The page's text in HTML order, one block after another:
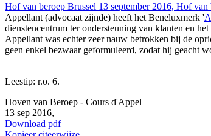
Hof van beroep Brussel 13 september 2016, Hof
Appellant (advocaat zijnde) heeft het Beneluxmerk '
dienstencentrum ter ondersteuning van klanten en
Appellant was echter zeer nauw betrokken bij de
geen enkel bezwaar geformuleerd, zodat hij geacht
Leestip: r.o. 6.
Hoven van Beroep - Cours d'Appel ||
13 sep 2016,
Download pdf||